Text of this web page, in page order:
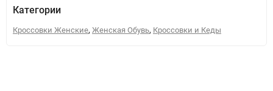
Категории
Кроссовки Женские, Женская Обувь, Кроссовки и Кеды